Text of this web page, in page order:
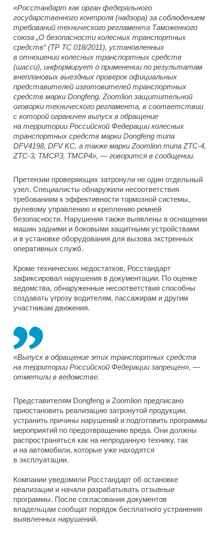
«Росстандарт как орган федерального
государственного контроля (надзора) за соблюдением
требований технического регламента Таможенного
союза „О безопасности колесных транспортных
средств“ (ТР ТС 018/2011), установленных
в отношении колесных транспортных средств
(шасси), информирует о применении по результатам
внеплановых выездных проверок официальных
представителей изготовителей транспортных
средств марки Dongfeng, Zoomlion защитительной
оговорки технического регламента, в соответствии
с которой ограничен выпуск в обращение
на территории Российской Федерации колесных
транспортных средств марки Dongfeng типа
DFV4198, DFV KC, а также марки Zoomlion типа ZTC-4,
ZTC-3, TMCP3, TMCP4», — говорится в сообщении.
Претензии проверяющих затронули не один отдельный
узел. Специалисты обнаружили несоответствия
требованиям к эффективности тормозной системы,
рулевому управлению и креплению ремней
безопасности. Нарушения также выявлены в оснащении
машин задними и боковыми защитными устройствами
и в установке оборудования для вызова экстренных
оперативных служб.
Кроме технических недостатков, Росстандарт
зафиксировал нарушения в документации. По оценке
ведомства, обнаруженные несоответствия способны
создавать угрозу водителям, пассажирам и другим
участникам движения.
«Выпуск в обращение этих транспортных средств
на территории Российской Федерации запрещен», —
отметили в ведомстве.
Представителям Dongfeng и Zoomlion предписано
приостановить реализацию затронутой продукции,
устранить причины нарушений и подготовить программы
мероприятий по предотвращению вреда. Они должны
распространяться как на непроданную технику, так
и на автомобили, которые уже находятся
в эксплуатации.
Компании уведомили Росстандарт об остановке
реализации и начали разрабатывать отзывные
программы. После согласования документов
владельцам сообщат порядок бесплатного устранения
выявленных нарушений.